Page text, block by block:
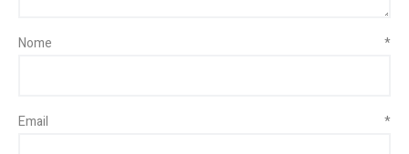
Nome *
Email *